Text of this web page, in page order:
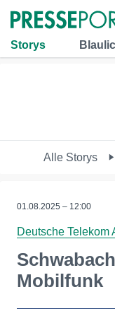
Storys
Alle Storys
01.08.2025 – 12:00
Deutsche Telekom
Mobilfunk